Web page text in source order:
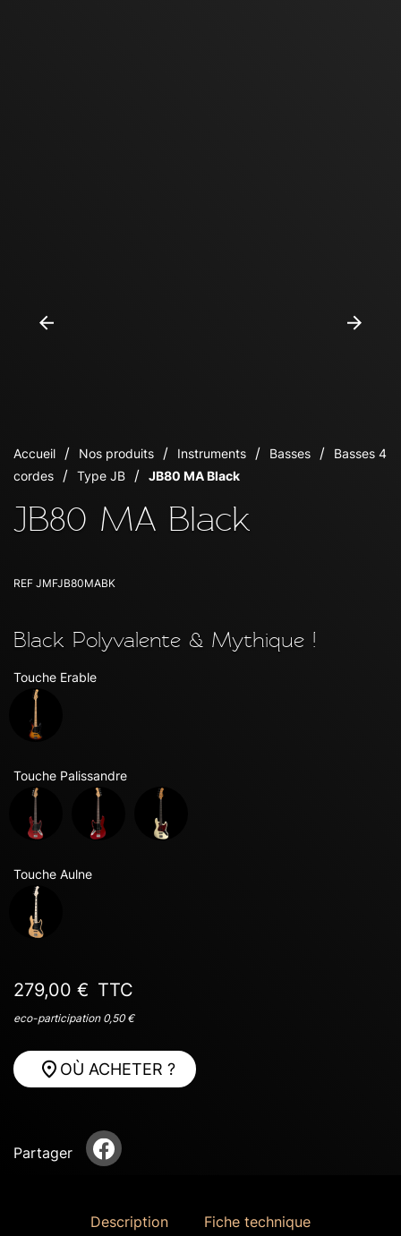
Previous Next
Accueil Nos produits Instruments Basses
Basses 4
cordes
Type JB JB80 MA Black
JB80 MA Black
REF JMFJB80MABK
Black Polyvalente & Mythique !
Touche Erable
Touche Palissandre
Touche Aulne
279,00 € TTC
eco-participation 0,50 €
OÙ ACHETER ?
Partager
Description
Fiche technique